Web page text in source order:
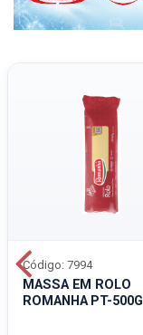
MASSA EM ROLO
ROMANHA PT-500G
Código: 7994